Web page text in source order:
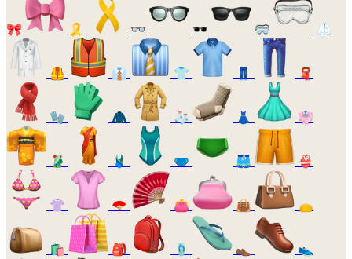
🎀 🎗️ 👓 🕶️ 🥽 🥼
🦺 👔 👕 👖 🧣
🧤 🧥 🧦 👗 👘
🥻 🩱 🩲 🩳 👙
👚 🪭 👛 👜 👝
🛍️ 🎒 🩴 👞 👟